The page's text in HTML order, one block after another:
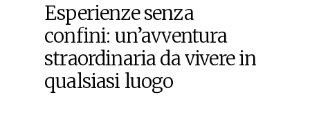
Esperienze senza
confini: un’avventura
straordinaria da vivere in
qualsiasi luogo